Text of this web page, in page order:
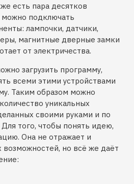
есть пара десятков
подключать
лампочки, датчики,
магнитные дверные замки
от электричества.
загрузить программу,
всеми этими устройствами
Таким образом можно
уникальных
своими руками и по
того, чтобы понять идею,
Она не отражает и
возможностей, но всё же даёт